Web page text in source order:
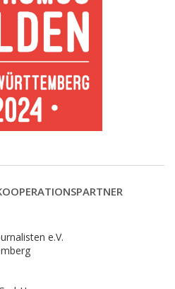
e.V.